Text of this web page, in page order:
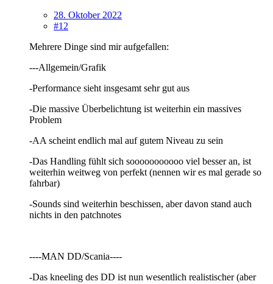
28. Oktober 2022
#12
Mehrere Dinge sind mir aufgefallen:
---Allgemein/Grafik
-Performance sieht insgesamt sehr gut aus
-Die massive Überbelichtung ist weiterhin ein massives
Problem
-AA scheint endlich mal auf gutem Niveau zu sein
-Das Handling fühlt sich sooooooooooo viel besser an, ist
weiterhin weitweg von perfekt (nennen wir es mal gerade so
fahrbar)
-Sounds sind weiterhin beschissen, aber davon stand auch
nichts in den patchnotes
----MAN DD/Scania----
-Das kneeling des DD ist nun wesentlich realistischer (aber